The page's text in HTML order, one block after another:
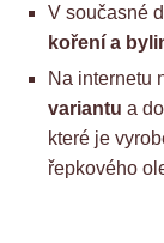
V současné
koření a
Na internetu
variantu a
které je
řepkového